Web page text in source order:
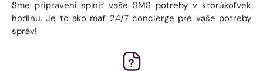
Sme pripravení splniť vaše SMS potreby v ktorúkoľvek
hodinu. Je to ako mať 24/7 concierge pre vaše potreby
správ!